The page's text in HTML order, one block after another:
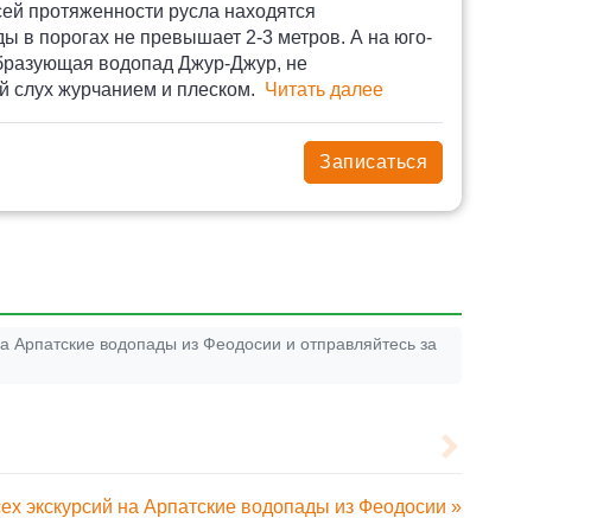
протяженности русла находятся
в порогах не превышает 2-3 метров. А на юго-
водопад Джур-Джур, не
журчанием и плеском. Читать далее
Записаться
водопады из Феодосии и отправляйтесь за
экскурсий на Арпатские водопады из Феодосии »